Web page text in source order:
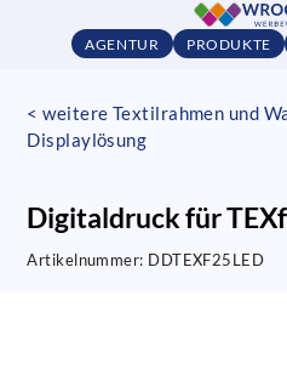
AGENTUR PRODUKTE
< weitere Textilrahmen und
Displaylösung
Digitaldruck für
Artikelnummer: DDTEXF25LED